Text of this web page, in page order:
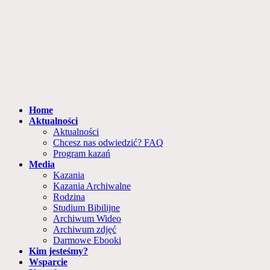
Home
Aktualności
Aktualności
Chcesz nas odwiedzić? FAQ
Program kazań
Media
Kazania
Kazania Archiwalne
Rodzina
Studium Bibilijne
Archiwum Wideo
Archiwum zdjęć
Darmowe Ebooki
Kim jesteśmy?
Wsparcie